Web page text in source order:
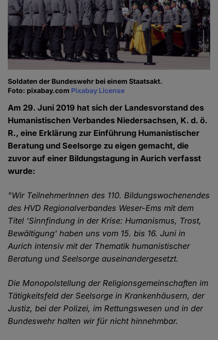
Soldaten der Bundeswehr bei einem Staatsakt.
Foto: pixabay.com Pixabay License
Am 29. Juni 2019 hat sich der Landesvorstand des
Humanistischen Verbandes Niedersachsen, K. d. ö.
R., eine Erklärung zur Einführung Humanistischer
Beratung und Seelsorge zu eigen gemacht, die
zuvor auf einer Bildungstagung in Aurich verfasst
wurde:
"Wir TeilnehmerInnen des 110. Bildungswochenendes
des HVD Regionalverbandes Weser-Ems mit dem
Titel 'Sinnfindung in der Krise: Humanismus, Trost,
Bewältigung' haben uns vom 15. bis 16. Juni in
Aurich intensiv mit der Thematik humanistischer
Beratung und Seelsorge auseinandergesetzt.
Die Monopolstellung der Religionsgemeinschaften im
Tätigkeitsfeld der Seelsorge in Krankenhäusern, der
Justiz, bei der Polizei, im Rettungswesen und in der
Bundeswehr halten wir für nicht hinnehmbar.